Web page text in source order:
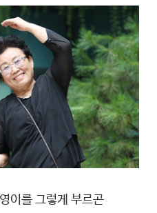
뀌나? 싶을 때가 있었어요.
도 많았어요
머니
다 주기를 1년 동안 계속했어
이를 그렇게 부르곤